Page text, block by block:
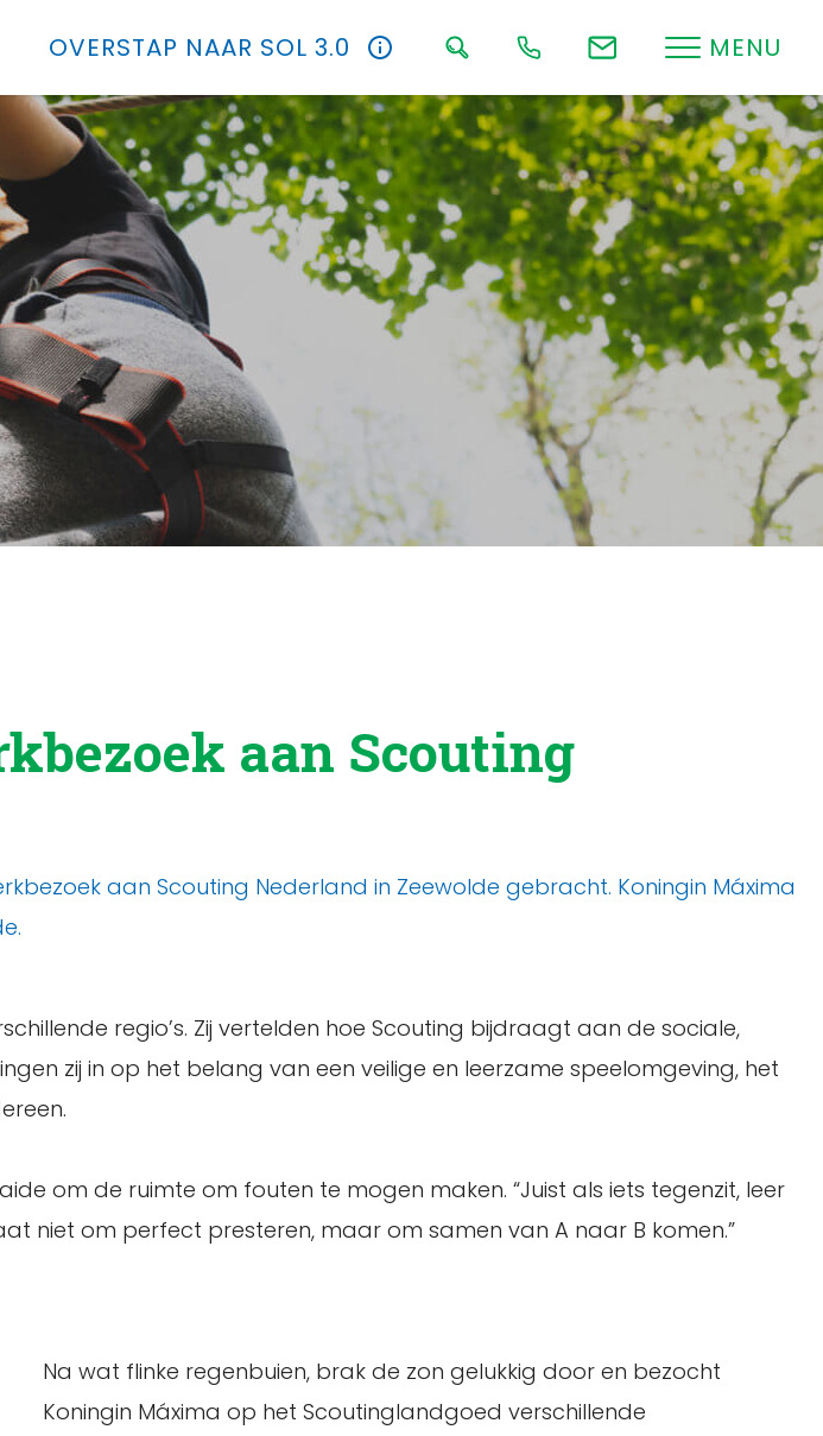
OVERSTAP NAAR SOL 3.0 MENU
aan Scouting
aan Scouting Nederland in Zeewolde gebracht. Koningin Máxima
regio’s. Zij vertelden hoe Scouting bijdraagt aan de sociale,
zij in op het belang van een veilige en leerzame speelomgeving, het
om de ruimte om fouten te mogen maken. “Juist als iets tegenzit, leer
niet om perfect presteren, maar om samen van A naar B komen.”
Na wat flinke regenbuien, brak de zon gelukkig door en bezocht
Koningin Máxima op het Scoutinglandgoed verschillende